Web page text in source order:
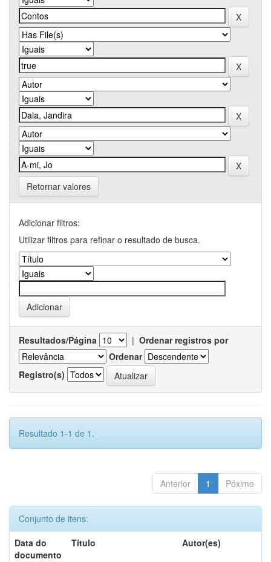
Retornar valores
Adicionar filtros:
Utilizar filtros para refinar o resultado de busca.
Resultados/Página | Ordenar registros por
Ordenar
Registro(s)
Resultado 1-1 de 1.
Anterior 1 Póximo
Conjunto de itens:
Data do
documento
Título Autor(es)